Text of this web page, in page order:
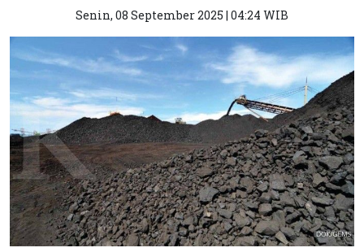
Senin, 08 September 2025 | 04:24 WIB